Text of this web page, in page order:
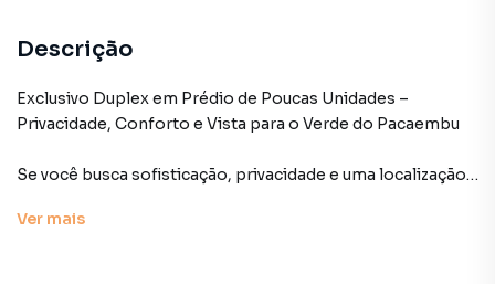
Descrição
Exclusivo Duplex em Prédio de Poucas Unidades –
Privacidade, Conforto e Vista para o Verde do Pacaembu
Se você busca sofisticação, privacidade e uma localização
ideal. Localizado em um dos bairros mais charmosos e
Ver mais